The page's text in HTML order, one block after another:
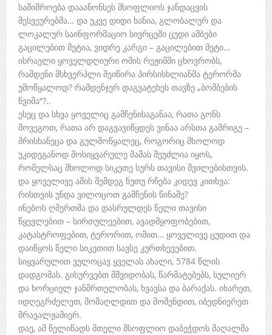
საშიშროება დააანონსეს მსოფლიოს ჯანდაცვის
მესვეურებმა… და უკვე დიდი ხანია, გლობალურ და
ლოკალურ საინფორმაციო სივრცეში ცუდი ამბები
გაცილებით მეტია, ვიდრე კარგი – გაცილებით მეტი…
ისრაელი ყოველდღიური ომის რეჟიმში ცხოვრობს,
რამდენი მსხვერპლი შეიწირა პირსისხლიანმა ტერორმა
უმოწყალოდ? რამდენჯერ დაგვატეხეს თავზე „ბომბების
წვიმა“?..
ესეც და სხვა ყოველიც გამჩენისაგანაა, რათა გონს
მოვეგოთ, რათა არ დაგვავიწყდეს ვინაა არსთა გამრიგე –
მრისხანეცა და გულმოწყალეც, როგორიც მხოლოდ
უკიდეგანოდ მოსიყვარულე მამას შეუძლია იყოს,
რომელსაც მხოლოდ სიკეთე სურს თავისი შვილებისთვის.
და ყოველივე ამის შემდეგ ნუთუ რჩება კიდევ კითხვა:
რისთვის უნდა ვილოცოთ გამჩენის წინაშე?
ინებოს ღმერთმა და დასრულდეს წელი თავისი
წყევლებით – სირთულეებით, ავადმყოფობებით,
კატასტროფებით, ტერორით, ომით… ყოველივე ცუდით და
დაიწყოს წელი სიკეთით სავსე კურთხევებით.
სიყვარულით ვულოცავ ყველას ახალი, 5784 წლის
დადგომას. გისურვებთ მშვიდობას, წარმატებებს, სულიერ
და ხორციელ ჯანმრთელობას, ხვავსა და ბარაქას. იხარეთ,
იდღეგრძელეთ, მომაღლდით და მოშენდით, იბედნიერეთ
მრავალჟამიერ.
დაე, ამ წელიწადს მთელი მსოფლიო დაბეჭდოს მაღალმა